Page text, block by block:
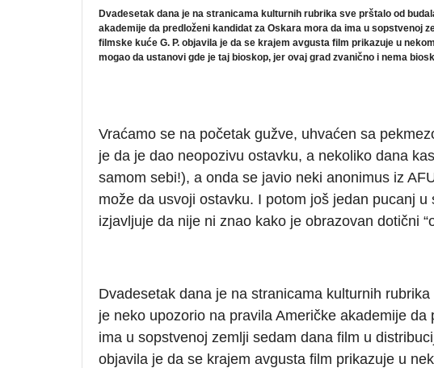
Dvadesetak dana je na stranicama kulturnih rubrika sve prštalo od
akademije da predloženi kandidat za Oskara mora da ima u sopstvenoj
filmske kuće G. P. objavila je da se krajem avgusta film prikazuje u
mogao da ustanovi gde je taj bioskop, jer ovaj grad zvanično i nema
Vraćamo se na početak gužve, uhvaćen sa
je da je dao neopozivu ostavku, a nekoliko dana
samom sebi!), a onda se javio neki anonimus iz
može da usvoji ostavku. I potom još jedan pucanj
izjavljuje da nije ni znao kako je obrazovan dotični
Dvadesetak dana je na stranicama kulturnih
je neko upozorio na pravila Američke akademije
ima u sopstvenoj zemlji sedam dana film u
objavila je da se krajem avgusta film prikazuje u